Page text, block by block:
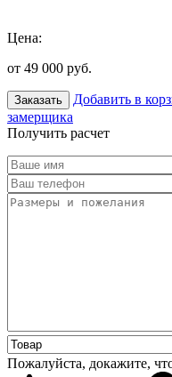
Цена:
от 49 000 руб.
Заказать Добавить в
замерщика
Получить расчет
Пожалуйста, докажите,